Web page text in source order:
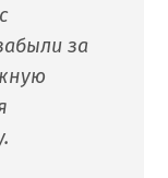
за